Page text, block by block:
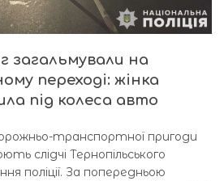
загальмували на
переході: жінка
під колеса авто
транспортної пригоди
слідчі Тернопільського
поліції. За попередньою